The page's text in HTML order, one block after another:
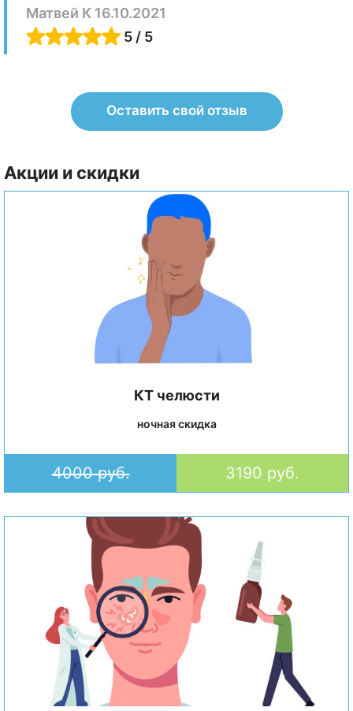
Матвей К 16.10.2021
5 / 5
Оставить свой отзыв
Акции и скидки
КТ челюсти
ночная скидка
4000 руб. 3190 руб.